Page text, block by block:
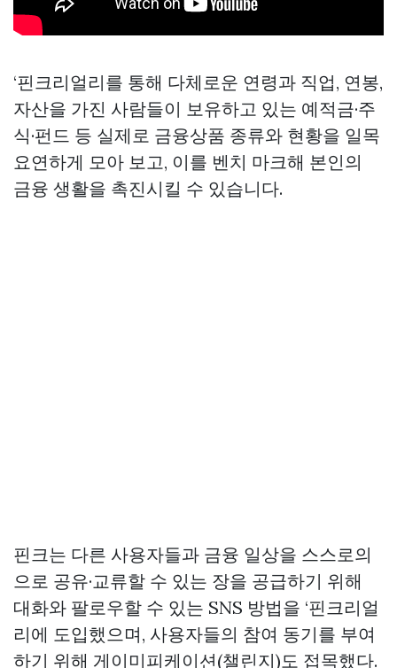
‘핀크리얼리를 통해 다체로운 연령과 직업, 연봉,
자산을 가진 사람들이 보유하고 있는 예적금·주
식·펀드 등 실제로 금융상품 종류와 현황을 일목
요연하게 모아 보고, 이를 벤치 마크해 본인의
금융 생활을 촉진시킬 수 있습니다.
핀크는 다른 사용자들과 금융 일상을 스스로의
으로 공유·교류할 수 있는 장을 공급하기 위해
대화와 팔로우할 수 있는 SNS 방법을 ‘핀크리얼
리에 도입했으며, 사용자들의 참여 동기를 부여
하기 위해 게이미피케이션(챌린지)도 접목했다.